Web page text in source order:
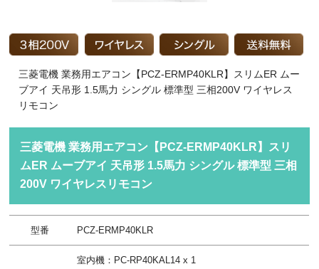
三菱電機 業務用エアコン【PCZ-ERMP40KLR】スリムER ムー
ブアイ 天吊形 1.5馬力 シングル 標準型 三相200V ワイヤレス
リモコン
三菱電機 業務用エアコン【PCZ-ERMP40KLR】スリ
ムER ムーブアイ 天吊形 1.5馬力 シングル 標準型 三相
200V ワイヤレスリモコン
型番 PCZ-ERMP40KLR
室内機：PC-RP40KAL14 x 1